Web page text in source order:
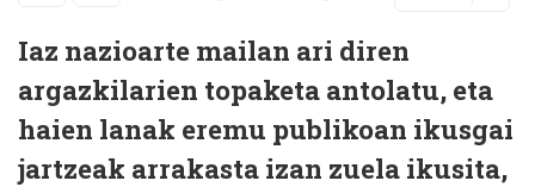
Iaz nazioarte mailan ari diren
argazkilarien topaketa antolatu, eta
haien lanak eremu publikoan ikusgai
jartzeak arrakasta izan zuela ikusita,